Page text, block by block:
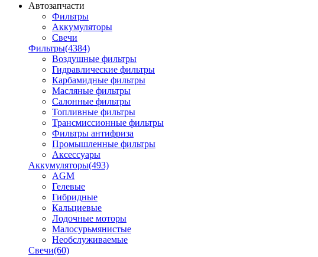
Автозапчасти
Фильтры
Аккумуляторы
Свечи
Фильтры(4384)
Воздушные фильтры
Гидравлические фильтры
Карбамидные фильтры
Масляные фильтры
Салонные фильтры
Топливные фильтры
Трансмиссионные фильтры
Фильтры антифриза
Промышленные фильтры
Аксессуары
Аккумуляторы(493)
AGM
Гелевые
Гибридные
Кальциевые
Лодочные моторы
Малосурьмянистые
Необслуживаемые
Свечи(60)